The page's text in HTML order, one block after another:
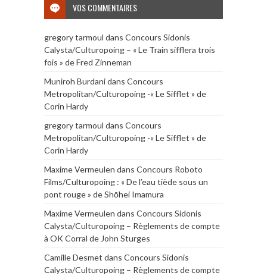
VOS COMMENTAIRES
gregory tarmoul dans Concours Sidonis
Calysta/Culturopoing – « Le Train sifflera trois
fois » de Fred Zinneman
Muniroh Burdanidans Concours
Metropolitan/Culturopoing -« Le Sifflet » de
Corin Hardy
gregory tarmoul dans Concours
Metropolitan/Culturopoing -« Le Sifflet » de
Corin Hardy
Maxime Vermeulen dans Concours Roboto
Films/Culturopoing : « De l’eau tiède sous un
pont rouge » de Shōhei Imamura
Maxime Vermeulen dans Concours Sidonis
Calysta/Culturopoing – Règlements de compte
à OK Corral de John Sturges
Camille Desmet dans Concours Sidonis
Calysta/Culturopoing – Règlements de compte